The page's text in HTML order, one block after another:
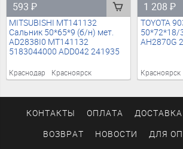
593₽
MITSUBISHI MT141132
Сальник 50*65*9 (б/н) мет.
AD2838I0 MT141132
5183044000 ADD042 241935
Краснодар Красноярск
1 208₽
TOYOTA
50*72*18/
AH2870G
Красноярск
КОНТАКТЫ ОПЛАТА ДОСТАВКА
ВОЗВРАТ НОВОСТИ ДЛЯ